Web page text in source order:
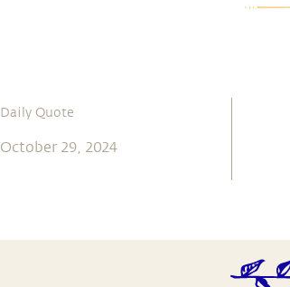
Daily Quote
October 29, 2024